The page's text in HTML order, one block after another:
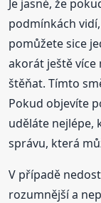
Je jasné, že
podmínkách
pomůžete sice
akorát ještě
štěňat. Tímto
Pokud objevíte
uděláte nejlépe,
správu, která
V případě
rozumnější a